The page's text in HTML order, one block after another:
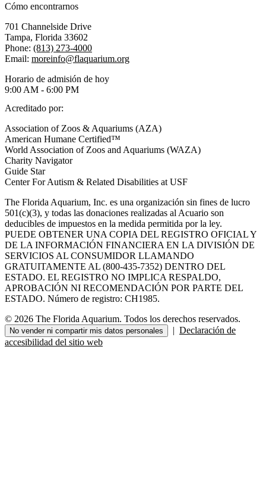
Cómo encontrarnos
701 Channelside Drive
Tampa, Florida 33602
Phone: (813) 273-4000
Email: moreinfo@flaquarium.org
Horario de admisión de hoy
9:00 AM - 6:00 PM
Acreditado por:
Association of Zoos & Aquariums (AZA)
American Humane Certified™
World Association of Zoos and Aquariums (WAZA)
Charity Navigator
Guide Star
Center For Autism & Related Disabilities at USF
The Florida Aquarium, Inc. es una organización sin fines de lucro
501(c)(3), y todas las donaciones realizadas al Acuario son
deducibles de impuestos en la medida permitida por la ley.
PUEDE OBTENER UNA COPIA DEL REGISTRO OFICIAL Y
DE LA INFORMACIÓN FINANCIERA EN LA DIVISIÓN DE
SERVICIOS AL CONSUMIDOR LLAMANDO
GRATUITAMENTE AL (800-435-7352) DENTRO DEL
ESTADO. EL REGISTRO NO IMPLICA RESPALDO,
APROBACIÓN NI RECOMENDACIÓN POR PARTE DEL
ESTADO. Número de registro: CH1985.
© 2026 The Florida Aquarium. Todos los derechos reservados.
No vender ni compartir mis datos personales | Declaración de
accesibilidad del sitio web